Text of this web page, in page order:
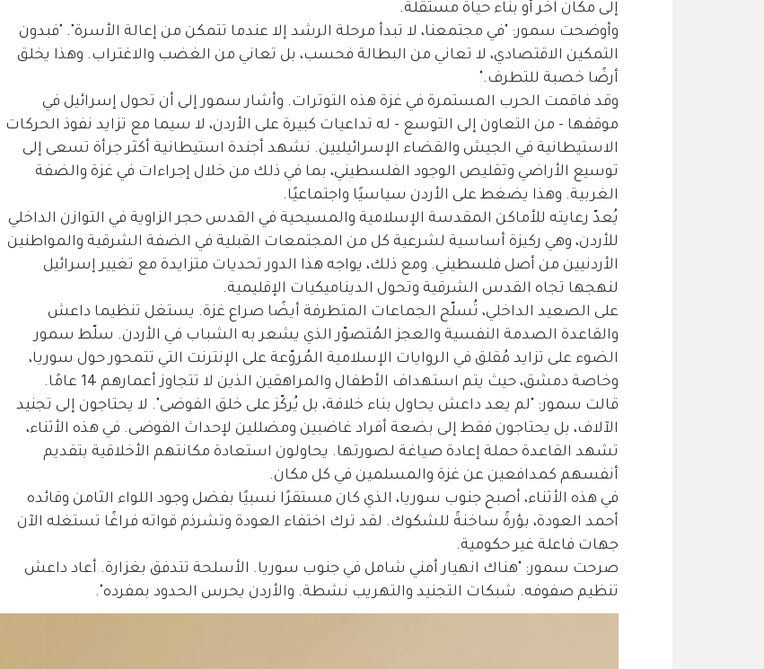
إلى مكان آخر أو بناء حياة مستقلة.
وأوضحت سمور: "في مجتمعنا، لا تبدأ مرحلة الرشد إلا عندما تتمكن من إعالة الأسرة". "فبدون
التمكين الاقتصادي، لا تعاني من البطالة فحسب، بل تعاني من الغضب والاغتراب. وهذا يخلق
أرضًا خصبة للتطرف."
وقد فاقمت الحرب المستمرة في غزة هذه التوترات. وأشار سمور إلى أن تحول إسرائيل في
موقفها - من التعاون إلى التوسع - له تداعيات كبيرة على الأردن، لا سيما مع تزايد نفوذ الحركات
الاستيطانية في الجيش والقضاء الإسرائيليين. نشهد أجندة استيطانية أكثر جرأة تسعى إلى
توسيع الأراضي وتقليص الوجود الفلسطيني، بما في ذلك من خلال إجراءات في غزة والضفة
الغربية. وهذا يضغط على الأردن سياسيًا واجتماعيًا.
يُعدّ رعايته للأماكن المقدسة الإسلامية والمسيحية في القدس حجر الزاوية في التوازن الداخلي
للأردن، وهي ركيزة أساسية لشرعية كل من المجتمعات القبلية في الضفة الشرقية والمواطنين
الأردنيين من أصل فلسطيني. ومع ذلك، يواجه هذا الدور تحديات متزايدة مع تغيير إسرائيل
لنهجها تجاه القدس الشرقية وتحول الديناميكيات الإقليمية.
على الصعيد الداخلي، تُسلّح الجماعات المتطرفة أيضًا صراع غزة. يستغل تنظيما داعش
والقاعدة الصدمة النفسية والعجز المُتصوّر الذي يشعر به الشباب في الأردن. سلّط سمور
الضوء على تزايد مُقلق في الروايات الإسلامية المُروّعة على الإنترنت التي تتمحور حول سوريا،
وخاصة دمشق، حيث يتم استهداف الأطفال والمراهقين الذين لا تتجاوز أعمارهم 14 عامًا.
قالت سمور: "لم يعد داعش يحاول بناء خلافة، بل يُركّز على خلق الفوضى". لا يحتاجون إلى تجنيد
الآلاف، بل يحتاجون فقط إلى بضعة أفراد غاضبين ومضللين لإحداث الفوضى. في هذه الأثناء،
تشهد القاعدة حملة إعادة صياغة لصورتها. يحاولون استعادة مكانتهم الأخلاقية بتقديم
أنفسهم كمدافعين عن غزة والمسلمين في كل مكان.
في هذه الأثناء، أصبح جنوب سوريا، الذي كان مستقرًا نسبيًا بفضل وجود اللواء الثامن وقائده
أحمد العودة، بؤرةً ساخنةً للشكوك. لقد ترك اختفاء العودة وتشرذم قواته فراغًا تستغله الآن
جهات فاعلة غير حكومية.
صرحت سمور: "هناك انهيار أمني شامل في جنوب سوريا. الأسلحة تتدفق بغزارة. أعاد داعش
تنظيم صفوفه. شبكات التجنيد والتهريب نشطة. والأردن يحرس الحدود بمفرده".